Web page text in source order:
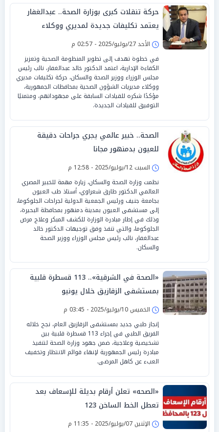
حركة تنقلات كبرى بوزارة الصحة.. عبدالغفار
يعتمد تكليفات جديدة لمديري ووكلاء
المديريات
الأحد 27/يوليو/2025 - 02:57 م
في خطوة تهدف إلى تطوير المنظومة الصحية وتعزيز
الكفاءة الإدارية، اعتمد الدكتور خالد عبدالغفار، نائب رئيس
مجلس الوزراء ووزير الصحة والسكان، حركة تكليفات مديري
ووكلاء مديريات الشؤون الصحية بمحافظات الجمهورية،
مؤكدًا شكره للقيادات السابقة على مجهوداتهم، ومتمنيًا
التوفيق للقيادات الجديدة.
الصحة.. خبير عالمي يجري جراحات دقيقة
للعيون بدمنهور مجانا
السبت 12/يوليو/2025 - 12:58 م
نظمت وزارة الصحة والسكان، زيارة مهمة للخبير المصري
العالمي الدكتور طارق شعراوي، أستاذ طب العيون
بجامعة جنيف ورئيس الجمعية الدولية لجراحات الجلوكوما،
إلى مستشفى العيون بمدينة دمنهور بمحافظة البحيرة،
وذلك في إطار مبادرة الوزارة للكشف المبكر وعلاج مرض
الجلوكوما، والتي تنفذ وفق توجيهات الدكتور خالد
عبدالغفار، نائب رئيس مجلس الوزراء ووزير الصحة
والسكان.
«الصحة في الشرقية».. 113 قسطرة قلبية
بمستشفى الزقازيق خلال يونيو
الخميس 10/يوليو/2025 - 03:45 م
إنجاز طبي جديد بمستشفى الزقازيق العام، نجح خلاله
الفريق الطبي في إجراء 113 قسطرة قلبية بين
تشخيصية وعلاجية، ضمن جهود وزارة الصحة لتنفيذ
مبادرة رئيس الجمهورية لإنهاء قوائم الانتظار وتخفيف
العبء عن كاهل المرضى.
«الصحه» تعلن أرقام بديلة للإسعاف بعد
تعطل الخط الساخن 123
الإثنين 07/يوليو/2025 - 11:35 م